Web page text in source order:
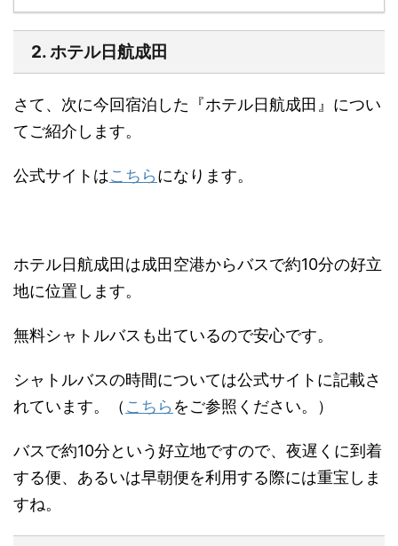
2. ホテル日航成田
さて、次に今回宿泊した『ホテル日航成田』につい
てご紹介します。
公式サイトはこちらになります。
ホテル日航成田は成田空港からバスで約10分の好立
地に位置します。
無料シャトルバスも出ているので安心です。
シャトルバスの時間については公式サイトに記載さ
れています。（ こちら をご参照ください。）
バスで約10分という好立地ですので、夜遅くに到着
する便、あるいは早朝便を利用する際には重宝しま
すね。